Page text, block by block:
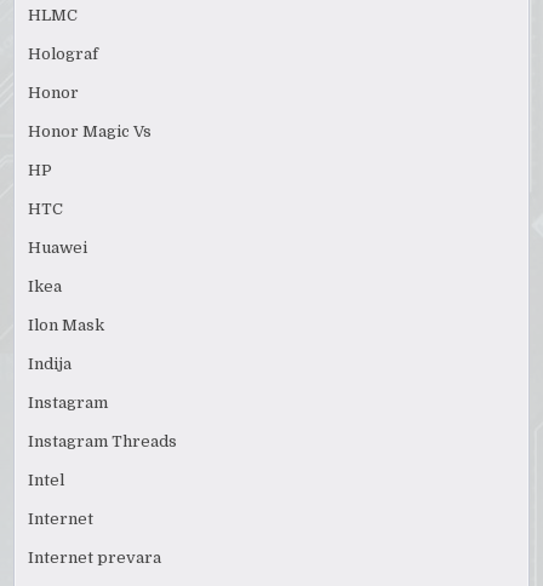
HLMC
Holograf
Honor
Honor Magic Vs
HP
HTC
Huawei
Ikea
Ilon Mask
Indija
Instagram
Instagram Threads
Intel
Internet
Internet prevara